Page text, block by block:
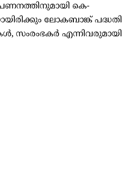
കെ-
ലോകബാങ്ക് പദ്ധതി
സംരംഭകർ എന്നിവരുമായി